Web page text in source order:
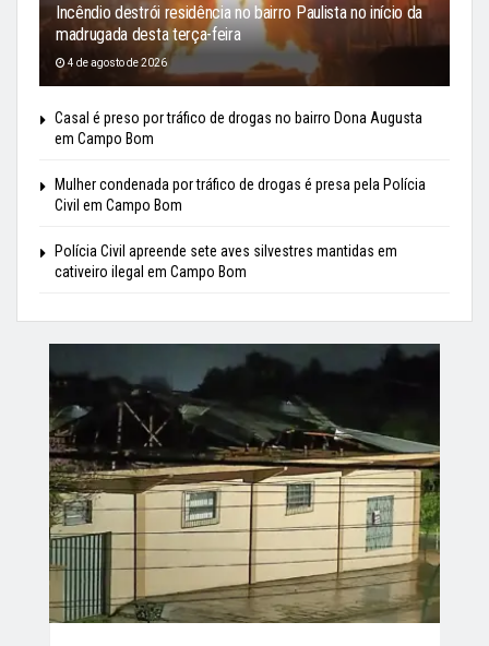
Incêndio destrói residência no bairro Paulista no início da
madrugada desta terça-feira
4 de agosto de 2026
Casal é preso por tráfico de drogas no bairro Dona Augusta
em Campo Bom
Mulher condenada por tráfico de drogas é presa pela Polícia
Civil em Campo Bom
Polícia Civil apreende sete aves silvestres mantidas em
cativeiro ilegal em Campo Bom